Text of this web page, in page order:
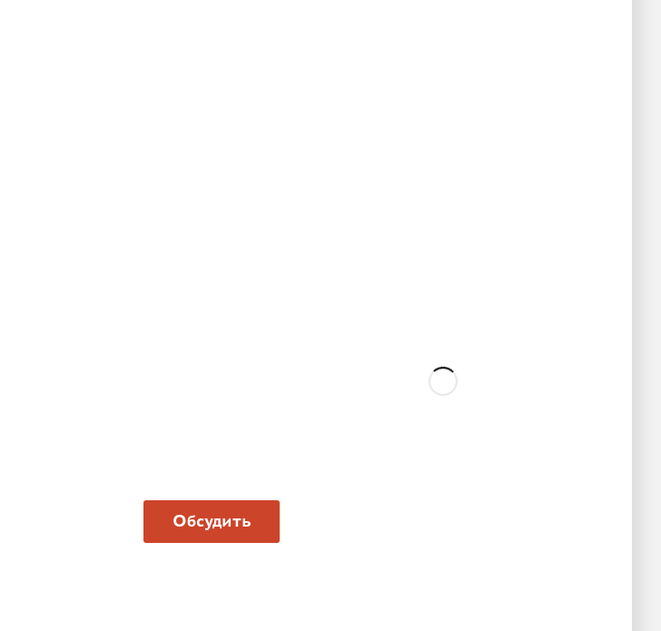
Обсудить